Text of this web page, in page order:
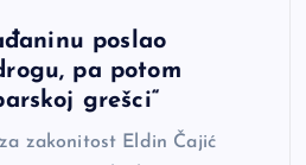
poslao
pa potom
grešci“
zakonitost Eldin Čajić